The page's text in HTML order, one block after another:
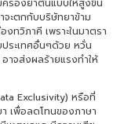
รองยาต้นแบบให้สูงขึ้น
ะตกกับบริษัทยาข้าม
ทวิภาคี เพราะในมาตรา
ระเทศอื่นๆด้วย หวั่น
อาจส่งผลร้ายแรงทำให้
Exclusivity) หรือที่
เพื่อลดโทนของภาษา